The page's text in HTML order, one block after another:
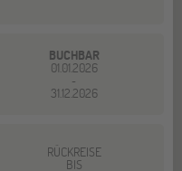
BUCHBAR
01.01.2026
-
31.12.2026
RÜCKREISE
BIS